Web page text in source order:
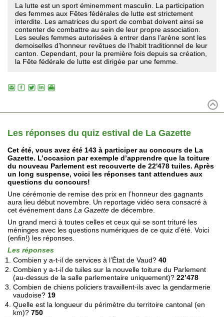
La lutte est un sport éminemment masculin. La participation
des femmes aux Fêtes fédérales de lutte est strictement
interdite. Les amatrices du sport de combat doivent ainsi se
contenter de combattre au sein de leur propre association.
Les seules femmes autorisées à entrer dans l’arène sont les
demoiselles d’honneur revêtues de l’habit traditionnel de leur
canton. Cependant, pour la première fois depuis sa création,
la Fête fédérale de lutte est dirigée par une femme.
Les réponses du quiz estival de La Gazette
Cet été, vous avez été 143 à participer au concours de La
Gazette. L’occasion par exemple d’apprendre que la toiture
du nouveau Parlement est recouverte de 22'478 tuiles. Après
un long suspense, voici les réponses tant attendues aux
questions du concours!
Une cérémonie de remise des prix en l’honneur des gagnants
aura lieu début novembre. Un reportage vidéo sera consacré à
cet événement dans La Gazette de décembre.
Un grand merci à toutes celles et ceux qui se sont trituré les
méninges avec les questions numériques de ce quiz d’été. Voici
(enfin!) les réponses.
Les réponses
Combien y a-t-il de services à l’État de Vaud? 40
Combien y a-t-il de tuiles sur la nouvelle toiture du Parlement
(au-dessus de la salle parlementaire uniquement)? 22’478
Combien de chiens policiers travaillent-ils avec la gendarmerie
vaudoise? 19
Quelle est la longueur du périmètre du territoire cantonal (en
km)? 750